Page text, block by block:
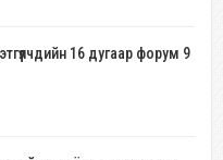
16 дугаар форум 9